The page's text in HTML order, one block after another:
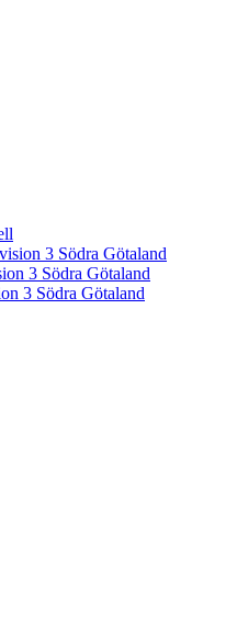
3 Södra Götaland
3 Södra Götaland
3 Södra Götaland